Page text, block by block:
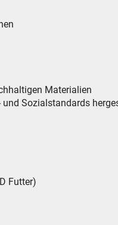
Materialien
und Sozialstandards
Futter)